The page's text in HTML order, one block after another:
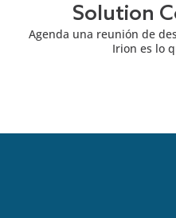
Solution
Agenda una reunión de
Irion es lo